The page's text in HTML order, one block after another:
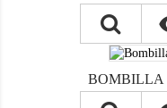
BOMBILLA